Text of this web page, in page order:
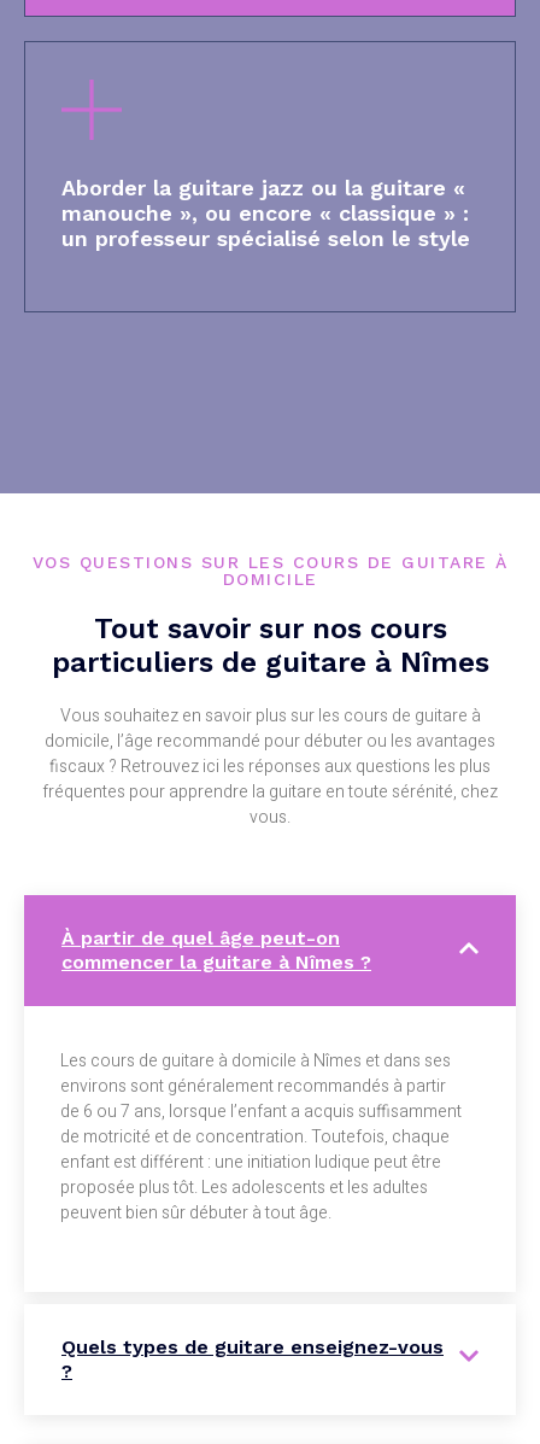
Aborder la guitare jazz ou la guitare «
manouche », ou encore « classique » :
un professeur spécialisé selon le style
VOS QUESTIONS SUR LES COURS DE GUITARE À
DOMICILE
Tout savoir sur nos cours
particuliers de guitare à Nîmes
Vous souhaitez en savoir plus sur les cours de guitare à
domicile, l’âge recommandé pour débuter ou les avantages
fiscaux ? Retrouvez ici les réponses aux questions les plus
fréquentes pour apprendre la guitare en toute sérénité, chez
vous.
À partir de quel âge peut-on
commencer la guitare à Nîmes ?
Les cours de guitare à domicile à Nîmes et dans ses
environs sont généralement recommandés à partir
de 6 ou 7 ans, lorsque l’enfant a acquis suffisamment
de motricité et de concentration. Toutefois, chaque
enfant est différent : une initiation ludique peut être
proposée plus tôt. Les adolescents et les adultes
peuvent bien sûr débuter à tout âge.
Quels types de guitare enseignez-vous
?